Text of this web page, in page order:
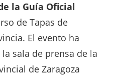
la Guía Oficial
de Tapas de
El evento ha
sala de prensa de la
de Zaragoza